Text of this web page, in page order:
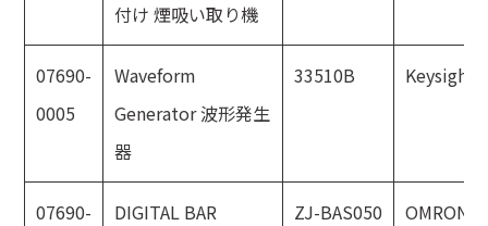
付け 煙吸い取り機
07690-
0005
Waveform
Generator 波形発生
器
33510B Keysight
07690-
DIGITAL BAR
ZJ-BAS050 OMRON